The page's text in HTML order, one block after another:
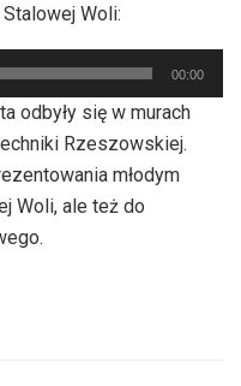
Woli:
00:00
odbyły się w murach
Rzeszowskiej.
młodym
Woli, ale też do